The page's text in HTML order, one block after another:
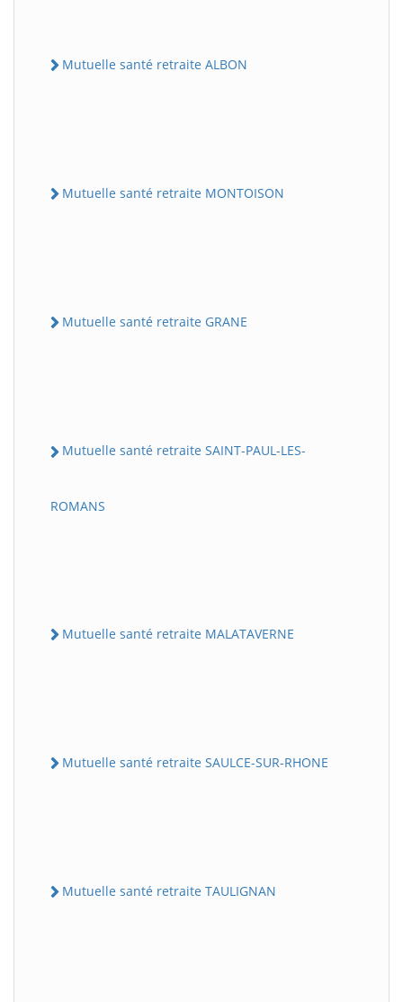
Mutuelle santé retraite ALBON
Mutuelle santé retraite MONTOISON
Mutuelle santé retraite GRANE
Mutuelle santé retraite SAINT-PAUL-LES-
ROMANS
Mutuelle santé retraite MALATAVERNE
Mutuelle santé retraite SAULCE-SUR-RHONE
Mutuelle santé retraite TAULIGNAN